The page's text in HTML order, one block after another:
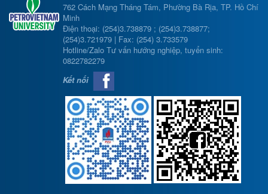
762 Cách Mạng Tháng Tám, Phường Bà Rịa, TP. Hồ Chí
Minh
Điện thoại: (254)3.738879 ; (254)3.738877;
(254)3.721979 | Fax: (254) 3.733579
Hotline/Zalo Tư vấn hướng nghiệp, tuyển sinh:
0822782279
Kết nối